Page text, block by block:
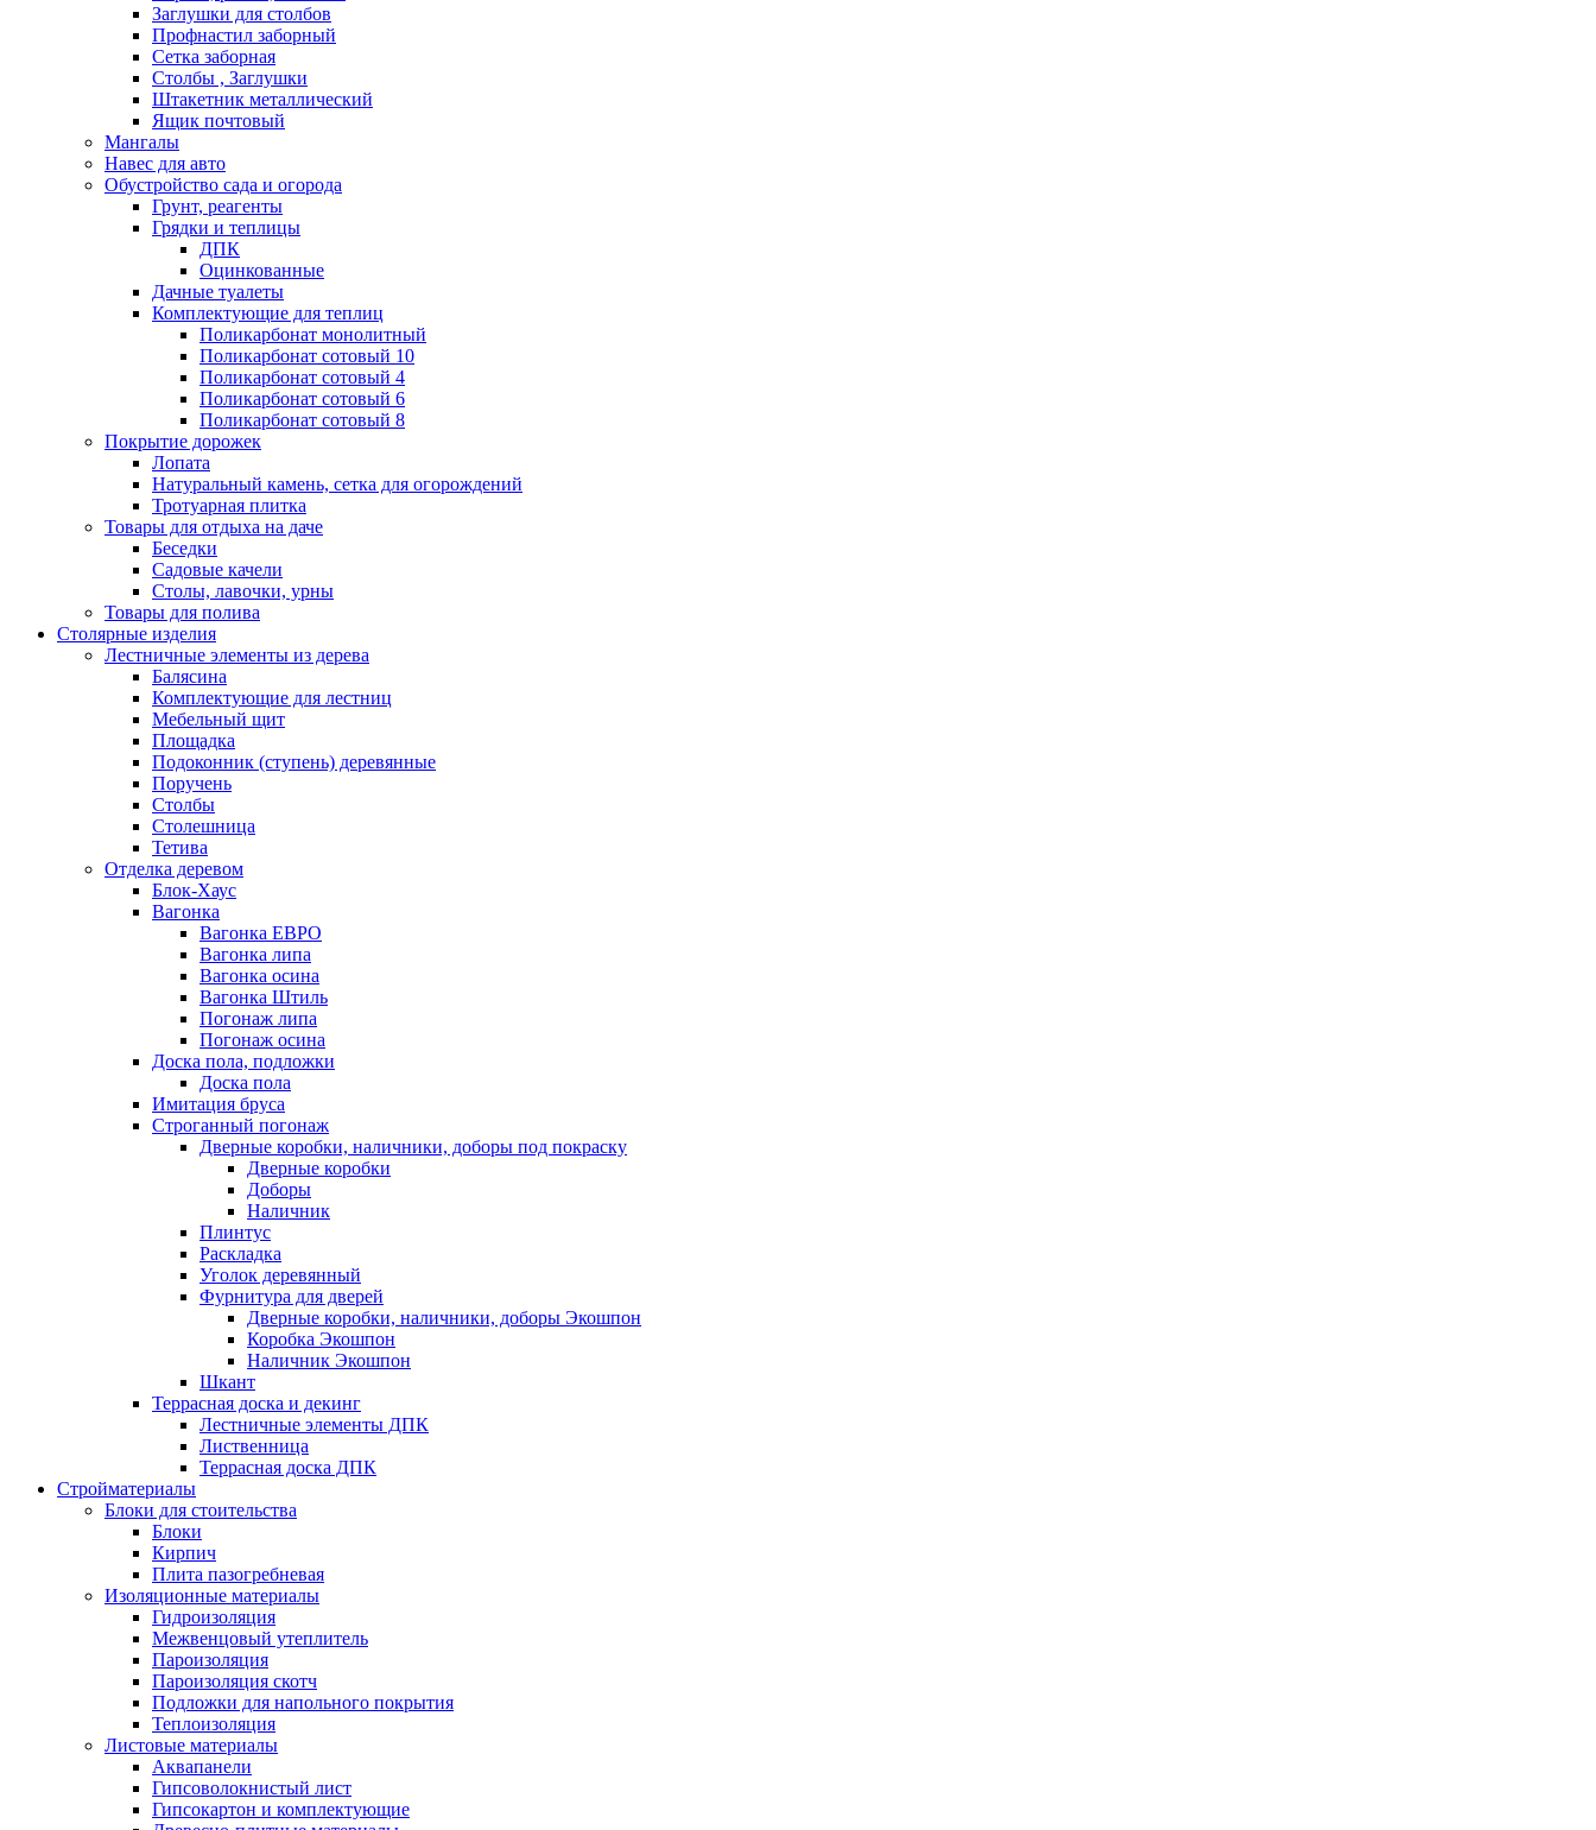
Заглушки для столбов
Профнастил заборный
Сетка заборная
Столбы , Заглушки
Штакетник металлический
Ящик почтовый
Мангалы
Навес для авто
Обустройство сада и огорода
Грунт, реагенты
Грядки и теплицы
ДПК
Оцинкованные
Дачные туалеты
Комплектующие для теплиц
Поликарбонат монолитный
Поликарбонат сотовый 10
Поликарбонат сотовый 4
Поликарбонат сотовый 6
Поликарбонат сотовый 8
Покрытие дорожек
Лопата
Натуральный камень, сетка для огорождений
Тротуарная плитка
Товары для отдыха на даче
Беседки
Садовые качели
Столы, лавочки, урны
Товары для полива
Столярные изделия
Лестничные элементы из дерева
Балясина
Комплектующие для лестниц
Мебельный щит
Площадка
Подоконник (ступень) деревянные
Поручень
Столбы
Столешница
Тетива
Отделка деревом
Блок-Хаус
Вагонка
Вагонка ЕВРО
Вагонка липа
Вагонка осина
Вагонка Штиль
Погонаж липа
Погонаж осина
Доска пола, подложки
Доска пола
Имитация бруса
Строганный погонаж
Дверные коробки, наличники, доборы под покраску
Дверные коробки
Доборы
Наличник
Плинтус
Раскладка
Уголок деревянный
Фурнитура для дверей
Дверные коробки, наличники, доборы Экошпон
Коробка Экошпон
Наличник Экошпон
Шкант
Террасная доска и декинг
Лестничные элементы ДПК
Лиственница
Террасная доска ДПК
Стройматериалы
Блоки для стоительства
Блоки
Кирпич
Плита пазогребневая
Изоляционные материалы
Гидроизоляция
Межвенцовый утеплитель
Пароизоляция
Пароизоляция скотч
Подложки для напольного покрытия
Теплоизоляция
Листовые материалы
Аквапанели
Гипсоволокнистый лист
Гипсокартон и комплектующие